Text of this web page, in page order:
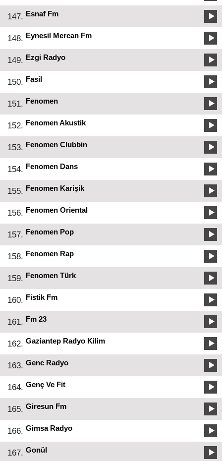
147. Esnaf Fm
148. Eynesil Mercan Fm
149. Ezgi Radyo
150. Fasil
151. Fenomen
152. Fenomen Akustik
153. Fenomen Clubbin
154. Fenomen Dans
155. Fenomen Karişik
156. Fenomen Oriental
157. Fenomen Pop
158. Fenomen Rap
159. Fenomen Türk
160. Fistik Fm
161. Fm 23
162. Gaziantep Radyo Kilim
163. Genc Radyo
164. Genç Ve Fit
165. Giresun Fm
166. Gimsa Radyo
167. Gonül